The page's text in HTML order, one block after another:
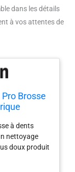
dans les détails
à vos attentes de
Brosse
À
Noire, 1
à dents
nettoyage
doux produit
: oscille et